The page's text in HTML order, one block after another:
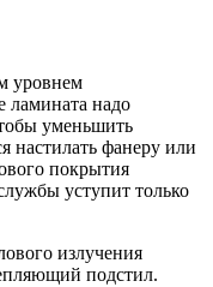
уровнем
ламината надо
уменьшить
настилать фанеру или
покрытия
уступит только
излучения
подстил.